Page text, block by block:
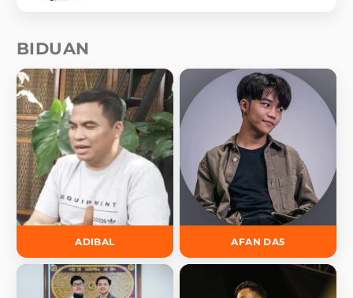
BIDUAN
ADIBAL AFAN DA5